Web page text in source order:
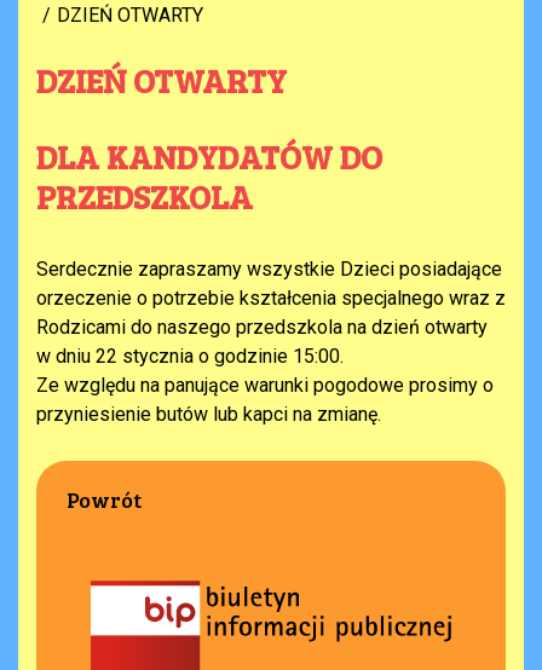
DZIEŃ OTWARTY
DZIEŃ OTWARTY
DLA KANDYDATÓW DO
PRZEDSZKOLA
Serdecznie zapraszamy wszystkie Dzieci posiadające
orzeczenie o potrzebie kształcenia specjalnego wraz z
Rodzicami do naszego przedszkola na dzień otwarty
w dniu 22 stycznia o godzinie 15:00.
Ze względu na panujące warunki pogodowe prosimy o
przyniesienie butów lub kapci na zmianę.
Powrót